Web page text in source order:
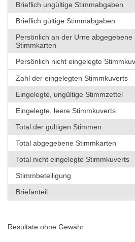
Brieflich ungültige Stimmabgaben
Brieflich gültige Stimmabgaben
Persönlich an der Urne abgegebene
Stimmkarten
Persönlich nicht eingelegte
Zahl der eingelegten Stimmkuverts
Eingelegte, ungültige Stimmzettel
Eingelegte, leere Stimmkuverts
Total der gültigen Stimmen
Total abgegebene Stimmkarten
Total nicht eingelegte Stimmkuverts
Stimmbeteiligung
Briefanteil
Resultate ohne Gewähr